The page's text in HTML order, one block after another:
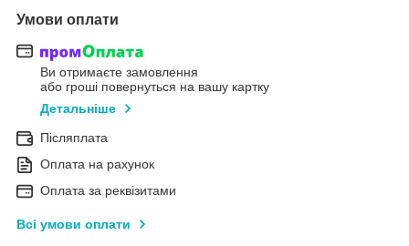
Умови оплати
Ви отримаєте замовлення
або гроші повернуться на вашу картку
Детальніше
Післяплата
Оплата на рахунок
Оплата за реквізитами
Всі умови оплати